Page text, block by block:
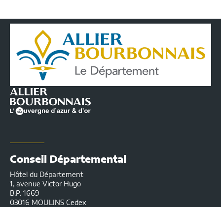
Conseil
Départemental
de
l'Allier
Infos
Conseil Départemental
Hôtel du Département
1, avenue Victor Hugo
B.P. 1669
03016 MOULINS Cedex